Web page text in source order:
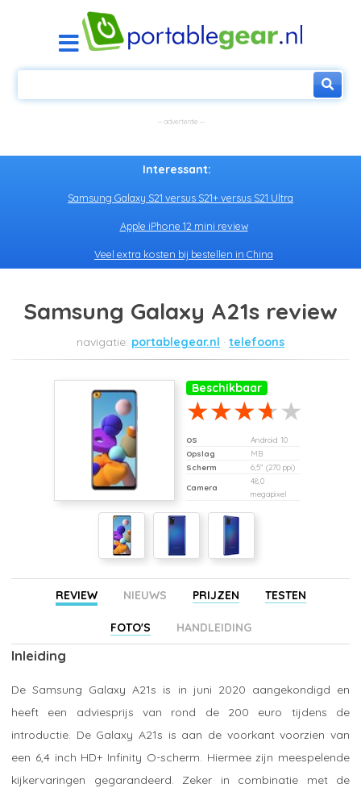
Interessant:
Samsung Galaxy S21 versus S21+ versus S21 Ultra
Apple iPhone 12 mini review
Veel extra kosten bij bestellen in China
Samsung Galaxy A21s review
portablegear.nl telefoons
Beschikbaar
OS
Android 10
Opslag
MB
Scherm
6,5" (270 ppi)
Camera
48,0
megapixel
REVIEW NIEUWS PRIJZEN TESTEN
FOTO'S HANDLEIDING
Inleiding
De Samsung Galaxy A21s is in juni 2020 aangekondigd en
heeft een adviesprijs van rond de 200 euro tijdens de
introductie. De Galaxy A21s is aan de voorkant voorzien van
een 6,4 inch HD+ Infinity O-scherm. Hiermee zijn meespelende
kijkervaringen gegarandeerd. Zeker in combinatie met de